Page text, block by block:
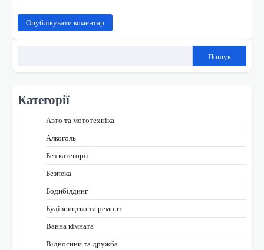
Пошук
Категорії
Авто та мототехніка
Алкоголь
Без категорії
Безпека
Бодибілдинг
Будівництво та ремонт
Ванна кімната
Відносини та дружба